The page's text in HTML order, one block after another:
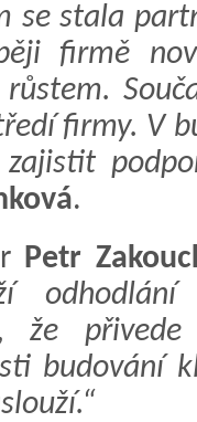
se stala
firmě
firmy. V
.
Petr
že
budování